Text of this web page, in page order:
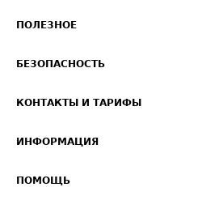
ПОЛЕЗНОЕ
Звезды ATI.SU на вашем сайте
Средние ставки
БЕЗОПАСНОСТЬ
Светофор+
О формировании Паспорта
КОНТАКТЫ И ТАРИФЫ
Реклама на сайте
ИНФОРМАЦИЯ
ПОМОЩЬ